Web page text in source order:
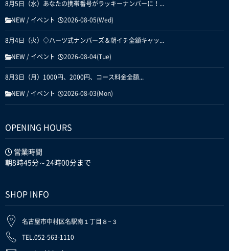
8月5日（水）あなたの携帯番号がラッキーナンバーに！...
NEW / イベント 2026-08-05(Wed)
8月4日（火）◇ハーツ式ナンバーズ＆朝イチ全額キャッ...
NEW / イベント 2026-08-04(Tue)
8月3日（月）1000円、2000円、コース料金全額...
NEW / イベント 2026-08-03(Mon)
OPENING HOURS
営業時間
朝8時45分～24時00分まで
SHOP INFO
名古屋市中村区名駅南１丁目８−３
TEL.052-563-1110